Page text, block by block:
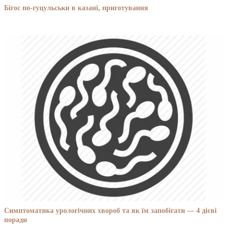
Бігос по-гуцульськи в казані, приготування
Симптоматика урологічних хвороб та як їм запобігати — 4 дієві
поради